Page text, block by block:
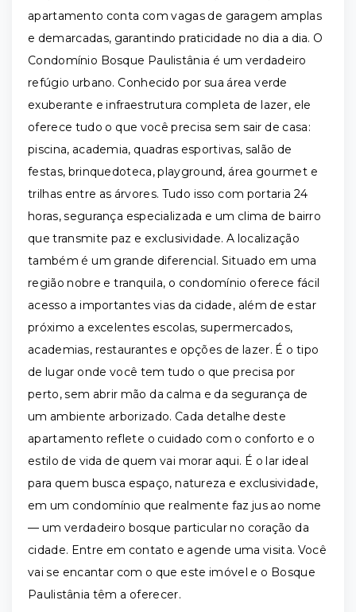
apartamento conta com vagas de garagem amplas
e demarcadas, garantindo praticidade no dia a dia. O
Condomínio Bosque Paulistânia é um verdadeiro
refúgio urbano. Conhecido por sua área verde
exuberante e infraestrutura completa de lazer, ele
oferece tudo o que você precisa sem sair de casa:
piscina, academia, quadras esportivas, salão de
festas, brinquedoteca, playground, área gourmet e
trilhas entre as árvores. Tudo isso com portaria 24
horas, segurança especializada e um clima de bairro
que transmite paz e exclusividade. A localização
também é um grande diferencial. Situado em uma
região nobre e tranquila, o condomínio oferece fácil
acesso a importantes vias da cidade, além de estar
próximo a excelentes escolas, supermercados,
academias, restaurantes e opções de lazer. É o tipo
de lugar onde você tem tudo o que precisa por
perto, sem abrir mão da calma e da segurança de
um ambiente arborizado. Cada detalhe deste
apartamento reflete o cuidado com o conforto e o
estilo de vida de quem vai morar aqui. É o lar ideal
para quem busca espaço, natureza e exclusividade,
em um condomínio que realmente faz jus ao nome
— um verdadeiro bosque particular no coração da
cidade. Entre em contato e agende uma visita. Você
vai se encantar com o que este imóvel e o Bosque
Paulistânia têm a oferecer.